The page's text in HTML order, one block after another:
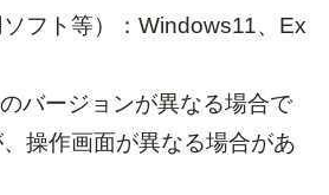
フト等）：Windows11、Ex
バージョンが異なる場合で
操作画面が異なる場合があ